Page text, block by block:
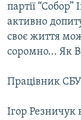
РУС
УКР
КТАТ
ДОЛУЧАЙСЯ!
партії “Собор”
активно
своє життя
соромно... Як
Працівник
Ігор Резничук